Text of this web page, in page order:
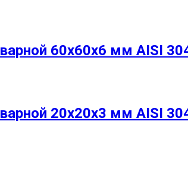
60х60х6 мм AISI
20х20х3 мм AISI